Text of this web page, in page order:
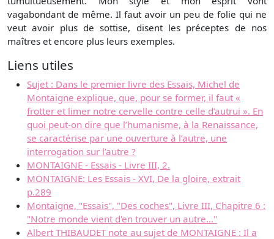
vagabondant de même. Il faut avoir un peu de folie qui ne
veut avoir plus de sottise, disent les préceptes de nos
maîtres et encore plus leurs exemples.
Liens utiles
Sujet : Dans le premier livre des Essais, Michel de
Montaigne explique, que, pour se former, il faut «
frotter et limer notre cervelle contre celle d’autrui ». En
quoi peut-on dire que l’humanisme, à la Renaissance,
se caractérise par une ouverture à l’autre, une
interrogation sur l’autre ?
MONTAIGNE - Essais - Livre III, 2.
MONTAIGNE: Les Essais - XVI, De la gloire, extrait
p.289
Montaigne, "Essais", "Des coches", Livre III, Chapitre 6 :
"Notre monde vient d'en trouver un autre…"
Albert THIBAUDET note au sujet de MONTAIGNE : Il a